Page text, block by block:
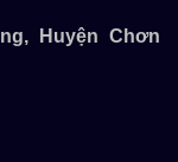
Huyện Chơn